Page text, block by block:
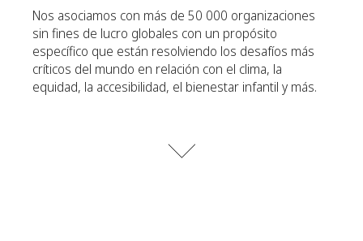
Nos asociamos con más de 50 000 organizaciones
sin fines de lucro globales con un propósito
específico que están resolviendo los desafíos más
críticos del mundo en relación con el clima, la
equidad, la accesibilidad, el bienestar infantil y más.